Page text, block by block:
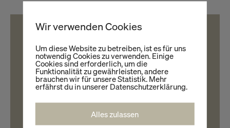
KEYFACTS
Fachforum
Thema: Sortimente
The New Yorker, Harbour Club, Köln
26.09.2014
Fachsprecher: IKEA, Galeria
Wir verwenden Cookies
Um diese Website zu betreiben, ist es für uns
notwendig Cookies zu verwenden. Einige
Cookies sind erforderlich, um die
Funktionalität zu gewährleisten, andere
brauchen wir für unsere Statistik. Mehr
erfährst du in unserer Datenschutzerklärung.
Alles zulassen